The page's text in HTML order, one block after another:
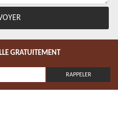
GRATUITEMENT